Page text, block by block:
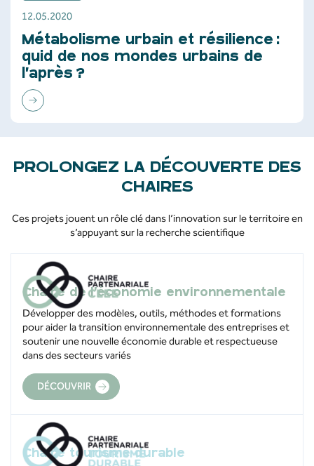
12.05.2020
Métabolisme urbain et résilience :
quid de nos mondes urbains de
l’après ?
PROLONGEZ LA DÉCOUVERTE DES
CHAIRES
Ces projets jouent un rôle clé dans l’innovation sur le territoire en
s’appuyant sur la recherche scientifique
Chaire de l’économie environnementale
Développer des modèles, outils, méthodes et formations
pour aider la transition environnementale des entreprises et
soutenir une nouvelle économie durable et respectueuse
dans des secteurs variés
DÉCOUVRIR
Chaire tourisme durable